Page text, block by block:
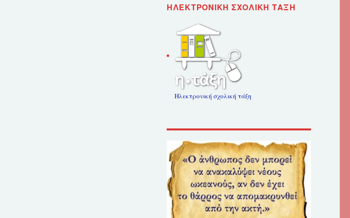
ΗΛΕΚΤΡΟΝΙΚΉ ΣΧΟΛΙΚΉ ΤΆΞΗ
Ηλεκτρονική σχολική τάξη